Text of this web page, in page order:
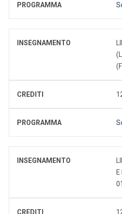
PROGRAMMA
INSEGNAMENTO
CREDITI
PROGRAMMA
INSEGNAMENTO
CREDITI